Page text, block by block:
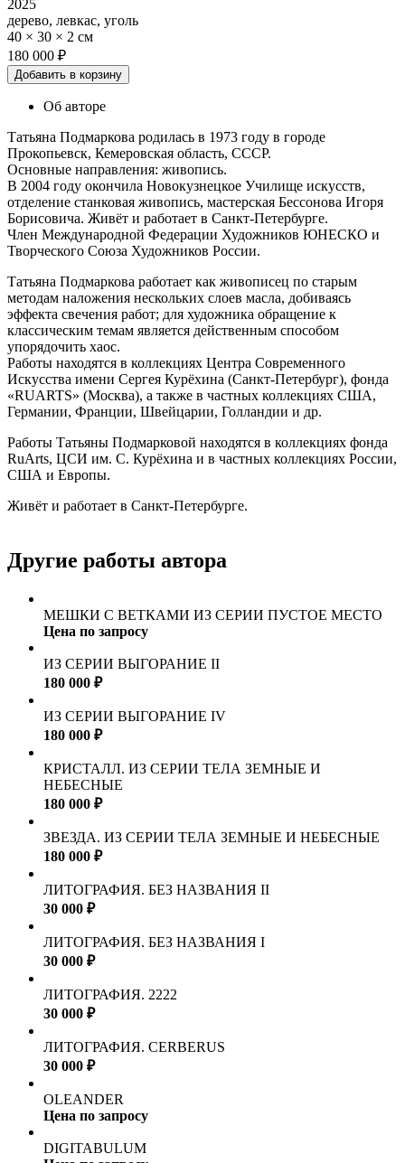
2025
дерево, левкас, уголь
40 × 30 × 2 см
180 000 ₽
Добавить в корзину
Об авторе
Татьяна Подмаркова родилась в 1973 году в городе
Прокопьевск, Кемеровская область, СССР.
Основные направления: живопись.
В 2004 году окончила Новокузнецкое Училище искусств,
отделение станковая живопись, мастерская Бессонова Игоря
Борисовича. Живёт и работает в Санкт-Петербурге.
Член Международной Федерации Художников ЮНЕСКО и
Творческого Союза Художников России.
Татьяна Подмаркова работает как живописец по старым
методам наложения нескольких слоев масла, добиваясь
эффекта свечения работ; для художника обращение к
классическим темам является действенным способом
упорядочить хаос.
Работы находятся в коллекциях Центра Современного
Искусства имени Сергея Курёхина (Санкт-Петербург), фонда
«RUARTS» (Москва), а также в частных коллекциях США,
Германии, Франции, Швейцарии, Голландии и др.
Работы Татьяны Подмарковой находятся в коллекциях фонда
RuArts, ЦСИ им. С. Курёхина и в частных коллекциях России,
США и Европы.
Живёт и работает в Санкт-Петербурге.
Другие работы автора
МЕШКИ С ВЕТКАМИ ИЗ СЕРИИ ПУСТОЕ МЕСТО
Цена по запросу
ИЗ СЕРИИ ВЫГОРАНИЕ II
180 000 ₽
ИЗ СЕРИИ ВЫГОРАНИЕ IV
180 000 ₽
КРИСТАЛЛ. ИЗ СЕРИИ ТЕЛА ЗЕМНЫЕ И
НЕБЕСНЫЕ
180 000 ₽
ЗВЕЗДА. ИЗ СЕРИИ ТЕЛА ЗЕМНЫЕ И НЕБЕСНЫЕ
180 000 ₽
ЛИТОГРАФИЯ. БЕЗ НАЗВАНИЯ II
30 000 ₽
ЛИТОГРАФИЯ. БЕЗ НАЗВАНИЯ I
30 000 ₽
ЛИТОГРАФИЯ. 2222
30 000 ₽
ЛИТОГРАФИЯ. CERBERUS
30 000 ₽
OLEANDER
Цена по запросу
DIGITABULUM